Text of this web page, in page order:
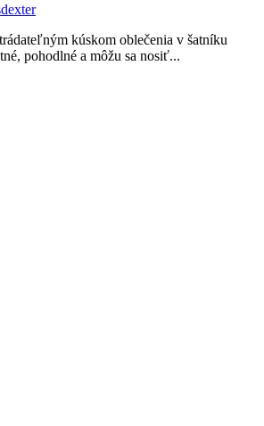
kúskom oblečenia v šatníku
pohodlné a môžu sa nosiť...